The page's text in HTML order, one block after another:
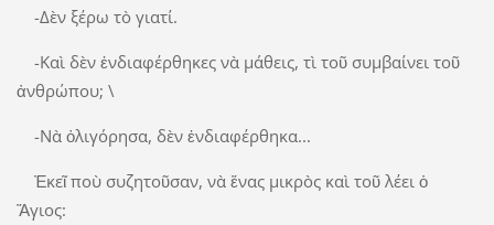
-Δὲν ξέρω τὸ γιατί.
-Καὶ δὲν ἐνδιαφέρθηκες νὰ μάθεις, τὶ τοῦ συμβαίνει τοῦ
ἀνθρώπου; \
-Νὰ ὀλιγόρησα, δὲν ἐνδιαφέρθηκα...
Ἐκεῖ ποὺ συζητοῦσαν, νὰ ἕνας μικρὸς καὶ τοῦ λέει ὁ
Ἅγιος: